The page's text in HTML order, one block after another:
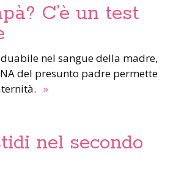
C’è un test
del presunto padre permette
»
nel secondo